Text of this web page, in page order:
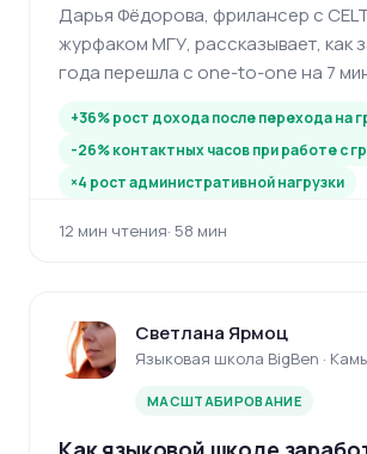
Дарья Фёдорова, фрилансер с
журфаком МГУ, рассказывает, как
года перешла с one-to-one на 7
работы больше.
+36% рост дохода после перехода на
-26% контактных часов при работе с
×4 рост административной нагрузки
12 мин чтения· 58 мин
Светлана Ярмоц
Языковая школа BigBen ·
МАСШТАБИРОВАНИЕ